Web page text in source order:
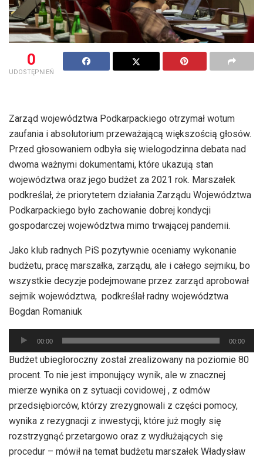
0
UDOSTĘPNIEŃ
Zarząd województwa Podkarpackiego otrzymał wotum
zaufania i absolutorium przeważającą większością głosów.
Przed głosowaniem odbyła się wielogodzinna debata nad
dwoma ważnymi dokumentami, które ukazują stan
województwa oraz jego budżet za 2021 rok. Marszałek
podkreślał, że priorytetem działania Zarządu Województwa
Podkarpackiego było zachowanie dobrej kondycji
gospodarczej województwa mimo trwającej pandemii.
Jako klub radnych PiS pozytywnie oceniamy wykonanie
budżetu, pracę marszałka, zarządu, ale i całego sejmiku, bo
wszystkie decyzje podejmowane przez zarząd aprobował
sejmik województwa, podkreślał radny województwa
Bogdan Romaniuk
Odtwarzacz
plików
dźwiękowych
00:00 00:00
Budżet ubiegłoroczny został zrealizowany na poziomie 80
procent. To nie jest imponujący wynik, ale w znacznej
mierze wynika on z sytuacji covidowej , z odmów
przedsiębiorców, którzy zrezygnowali z części pomocy,
wynika z rezygnacji z inwestycji, które już mogły się
rozstrzygnąć przetargowo oraz z wydłużających się
procedur – mówił na temat budżetu marszałek Władysław